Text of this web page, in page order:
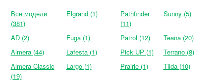
Все модели
(381)
Elgrand (1)
Pathfinder
(11)
Sunny (5)
AD (2) Fuga (1) Patrol (12)
Teana (20)
Almera (44)
Lafesta (1) Pick UP (1)
Terrano (8)
Almera Classic
(19)
Largo (1) Prairie (1) Tiida (10)